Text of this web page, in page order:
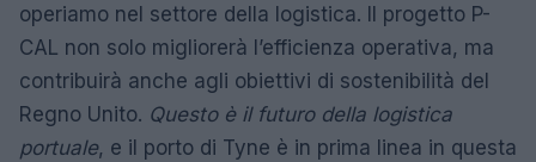
operiamo nel settore della logistica. Il progetto P-
CAL non solo migliorerà l’efficienza operativa, ma
contribuirà anche agli obiettivi di sostenibilità del
Regno Unito. Questo è il futuro della logistica
portuale, e il porto di Tyne è in prima linea in questa